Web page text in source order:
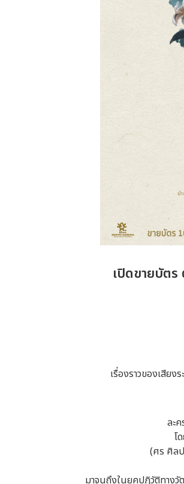
เปิดขายบัต
เรื่องราวของเสีย
ละ
โ
(ศร ศิล
มาจนถึงในยุคปฏิวัติทาง